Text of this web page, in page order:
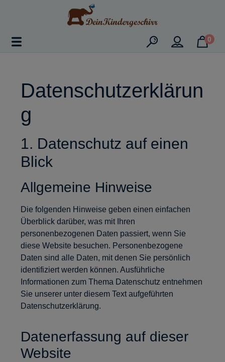
Zum Hauptinhalt springen
0
Datenschutzerklärun
g
1. Datenschutz auf einen
Blick
Allgemeine Hinweise
Die folgenden Hinweise geben einen einfachen
Überblick darüber, was mit Ihren
personenbezogenen Daten passiert, wenn Sie
diese Website besuchen. Personenbezogene
Daten sind alle Daten, mit denen Sie persönlich
identifiziert werden können. Ausführliche
Informationen zum Thema Datenschutz entnehmen
Sie unserer unter diesem Text aufgeführten
Datenschutzerklärung.
Datenerfassung auf dieser
Website